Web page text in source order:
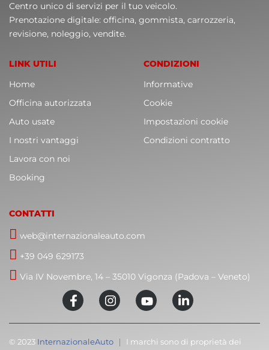
Centro unico di servizi per il tuo veicolo.
Prenotazione digitale: officina, gommista, carrozzeria,
revisione, noleggio, vendite.
LINK UTILI
Home
Officina autorizzata
Auto usate
I nostri vantaggi
Lavora con noi
Booking
CONDIZIONI
Informative
Cookie
Impostazioni cookie
Condizioni contratto
CONTATTI
web@internazionaleauto.com
+39 049 629173
Via IV Novembre, 14 – 35010 Vigonza (Padova – Veneto)
© 2023 InternazionaleAuto I marchi sono di proprietà dei